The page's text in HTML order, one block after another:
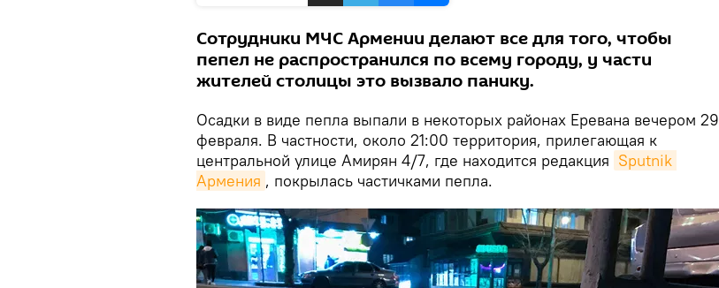
Сотрудники МЧС Армении делают все для того, чтобы
пепел не распространился по всему городу, у части
жителей столицы это вызвало панику.
Осадки в виде пепла выпали в некоторых районах Еревана вечером 29
февраля. В частности, около 21:00 территория, прилегающая к
центральной улице Амирян 4/7, где находится редакция Sputnik
Армения , покрылась частичками пепла.